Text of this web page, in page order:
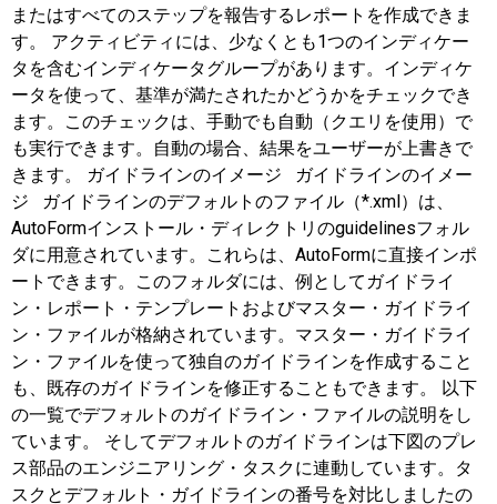
またはすべてのステップを報告するレポートを作成できま
す。 アクティビティには、少なくとも1つのインディケー
タを含むインディケータグループがあります。インディケ
ータを使って、基準が満たされたかどうかをチェックでき
ます。このチェックは、手動でも自動（クエリを使用）で
も実行できます。自動の場合、結果をユーザーが上書きで
きます。 ガイドラインのイメージ ガイドラインのイメー
ジ ガイドラインのデフォルトのファイル（*.xml）は、
AutoFormインストール・ディレクトリのguidelinesフォル
ダに用意されています。これらは、AutoFormに直接インポ
ートできます。このフォルダには、例としてガイドライ
ン・レポート・テンプレートおよびマスター・ガイドライ
ン・ファイルが格納されています。マスター・ガイドライ
ン・ファイルを使って独自のガイドラインを作成すること
も、既存のガイドラインを修正することもできます。 以下
の一覧でデフォルトのガイドライン・ファイルの説明をし
ています。 そしてデフォルトのガイドラインは下図のプレ
ス部品のエンジニアリング・タスクに連動しています。タ
スクとデフォルト・ガイドラインの番号を対比しましたの